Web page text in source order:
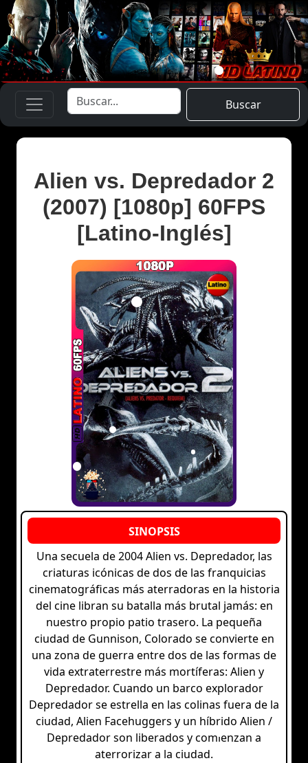
Buscar
Alien vs. Depredador 2
(2007) [1080p] 60FPS
[Latino-Inglés]
Una secuela de 2004 Alien vs. Depredador, las
criaturas icónicas de dos de las franquicias
cinematográficas más aterradoras en la historia
del cine libran su batalla más brutal jamás: en
nuestro propio patio trasero. La pequeña
ciudad de Gunnison, Colorado se convierte en
una zona de guerra entre dos de las formas de
vida extraterrestre más mortíferas: Alien y
Depredador. Cuando un barco explorador
Depredador se estrella en las colinas fuera de la
ciudad, Alien Facehuggers y un híbrido Alien /
Depredador son liberados y comienzan a
aterrorizar a la ciudad.